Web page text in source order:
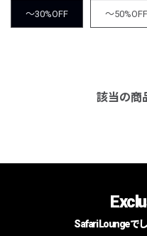
～30%OFF ～50%OFF
該当の商
Safari Loungeで